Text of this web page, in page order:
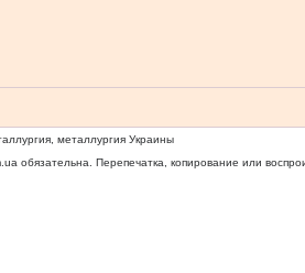
металлургия Украины
обязательна. Перепечатка, копирование или